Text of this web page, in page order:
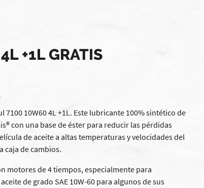
+1L GRATIS
10W60 4L +1L. Este lubricante 100% sintético de
con una base de éster para reducir las pérdidas
de aceite a altas temperaturas y velocidades del
caja de cambios.
motores de 4 tiempos, especialmente para
de grado SAE 10W-60 para algunos de sus